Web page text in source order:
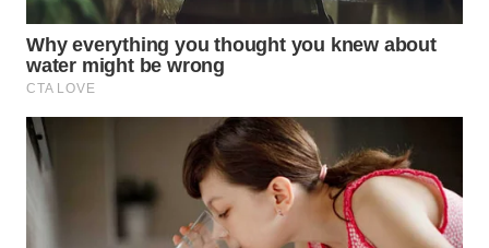
WAHANA
SELEB
WAHANA
PERSONA
WAHANA